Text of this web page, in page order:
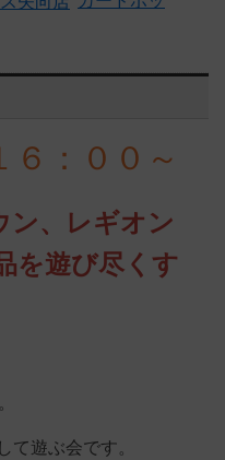
６：００～
ン、レギオン
を遊び尽くす
て遊ぶ会です。